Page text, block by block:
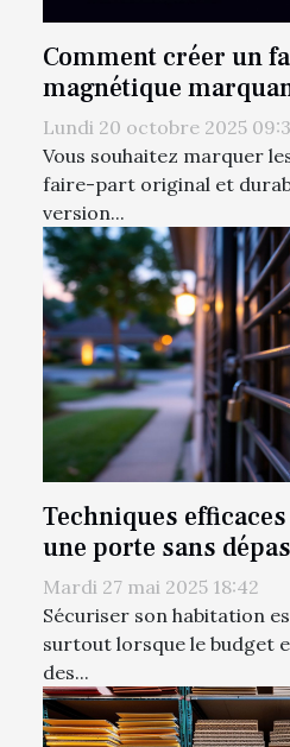
Comment créer un
magnétique
Lundi 20 octobre 2025
Vous souhaitez marquer
faire-part original et
version...
Techniques
une porte sans
Mardi 27 mai 2025 18:42
Sécuriser son habitation
surtout lorsque le budget
des...